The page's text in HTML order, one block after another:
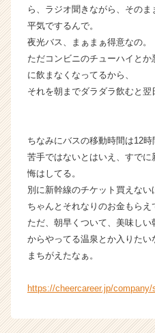
ら、ラジオ聞きながら、その
平気でするんで。
夜光バス、まぁまぁ得意なの。
ただコンビニのチューハイと
に飲まなくなってるから、
それを朝までダラダラ飲むと翌
ちなみにバスの移動時間は12時
苦手ではないとはいえ、すで
悔はしてる。
別に新幹線のチケット買えない
ちゃんとそれなりのお金もらえ
ただ、朝早くついて、美味し
からやってる温泉とか入りたい
まちがえたなぁ。
https://cheercareer.jp/company/